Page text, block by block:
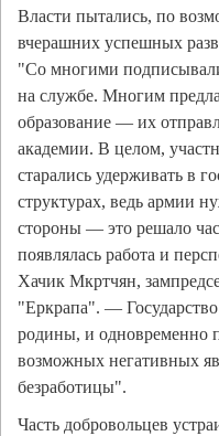
Власти пытались, по
вчерашних успешных
"Со многими
на службе. Многим
образование — их
академии. В целом,
старались удерживать в
структурах, ведь армии
стороны — это решало
появлялась работа и
Хачик Мкртчян,
"Еркрапа". —
родины, и одновременно
возможных негативных
безработицы".
Часть добровольцев